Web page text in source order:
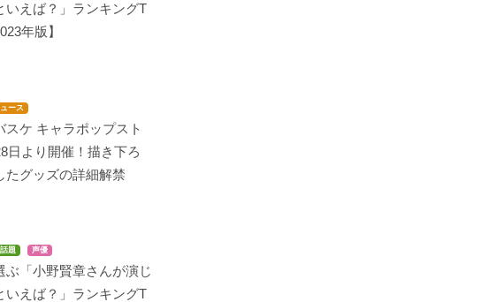
いえば？」ランキングT
年版】
ース
スケ キャラポップスト
日より開催！描き下ろ
たグッズの詳細解禁
話題 声優
ぶ「小野賢章さんが演じ
いえば？」ランキングT